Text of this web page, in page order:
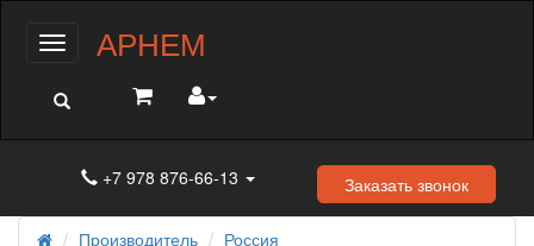
МенюАРНЕМ
+7 978 876-66-13 Заказать звонок
Производитель
Россия